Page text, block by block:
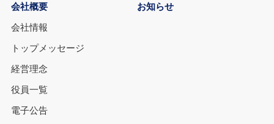
会社概要
会社情報
トップメッセージ
経営理念
役員一覧
電子公告
お知らせ